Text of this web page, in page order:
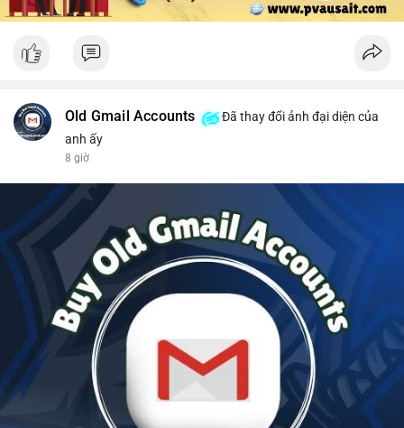
Old Gmail Accounts
Đã thay đổi ảnh đại diện của
anh ấy
8 giờ